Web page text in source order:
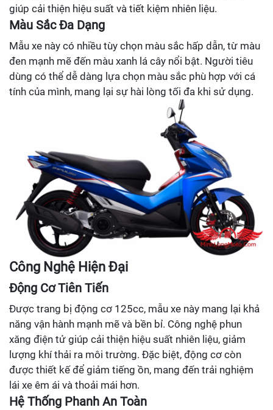
giúp cải thiện hiệu suất và tiết kiệm nhiên liệu.
Màu Sắc Đa Dạng
Mẫu xe này có nhiều tùy chọn màu sắc hấp dẫn, từ màu
đen mạnh mẽ đến màu xanh lá cây nổi bật. Người tiêu
dùng có thể dễ dàng lựa chọn màu sắc phù hợp với cá
tính của mình, mang lại sự hài lòng tối đa khi sử dụng.
Công Nghệ Hiện Đại
Động Cơ Tiên Tiến
Được trang bị động cơ 125cc, mẫu xe này mang lại khả
năng vận hành mạnh mẽ và bền bỉ. Công nghệ phun
xăng điện tử giúp cải thiện hiệu suất nhiên liệu, giảm
lượng khí thải ra môi trường. Đặc biệt, động cơ còn
được thiết kế để giảm tiếng ồn, mang đến trải nghiệm
lái xe êm ái và thoải mái hơn.
Hệ Thống Phanh An Toàn